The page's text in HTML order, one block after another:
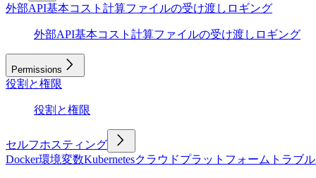
外部API基本コスト計算ファイルの受け渡し ロギング
外部API基本コスト計算ファイルの受け渡し ロギング
Permissions
役割と権限
役割と権限
セルフホスティング
Docker環境変数Kubernetesクラウドプラットフォーム トラブ